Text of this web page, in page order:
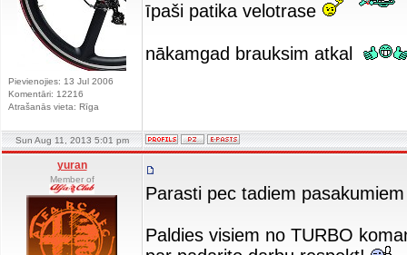
Pievienojies: 13 Jul 2006
Komentāri: 12216
Atrašanās vieta: Rīga
īpaši patika velotrase
nākamgad brauksim atkal
Sun Aug 11, 2013 5:01 pm
yuran
Member of
Parasti pec tadiem
Paldies visiem no TURBO